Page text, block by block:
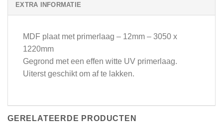
EXTRA INFORMATIE
MDF plaat met primerlaag – 12mm – 3050 x
1220mm
Gegrond met een effen witte UV primerlaag.
Uiterst geschikt om af te lakken.
GERELATEERDE PRODUCTEN